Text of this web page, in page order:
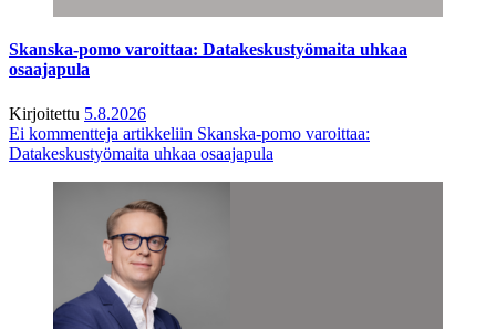
Skanska-pomo varoittaa: Datakeskustyömaita uhkaa
osaajapula
Kirjoitettu 5.8.2026
Ei kommentteja artikkeliin Skanska-pomo varoittaa:
Datakeskustyömaita uhkaa osaajapula